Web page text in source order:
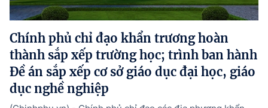
Chính phủ chỉ đạo khẩn trương hoàn
thành sắp xếp trường học; trình ban hành
Đề án sắp xếp cơ sở giáo dục đại học, giáo
dục nghề nghiệp